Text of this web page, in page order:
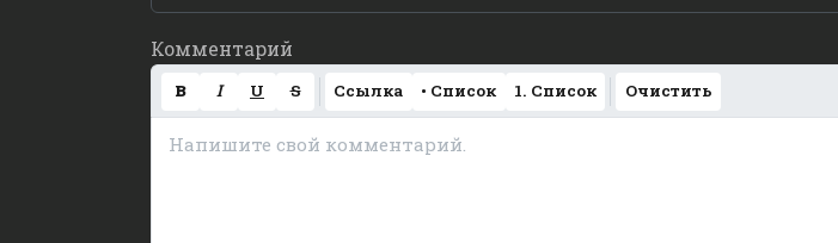
Комментарий
B I U S Ссылка • Список 1. Список Очистить